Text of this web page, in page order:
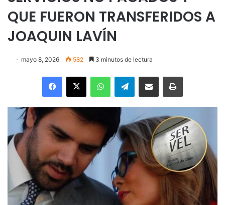
QUE FUERON TRANSFERIDOS A
JOAQUIN LAVÍN
mayo 8, 2026 582 3 minutos de lectura
Facebook
X WhatsAppTelegramEnviar vía email Imprimir